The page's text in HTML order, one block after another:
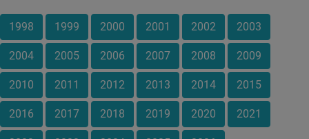
1998 1999 2000 2001 2002 2003
2004 2005 2006 2007 2008 2009
2010 2011 2012 2013 2014 2015
2016 2017 2018 2019 2020 2021